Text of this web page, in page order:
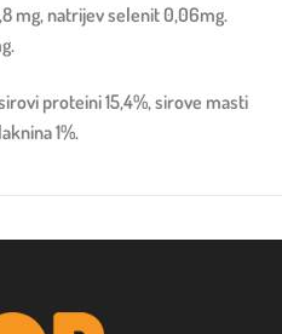
mg, natrijev selenit 0,06mg.
proteini 15,4%, sirove masti
1%.